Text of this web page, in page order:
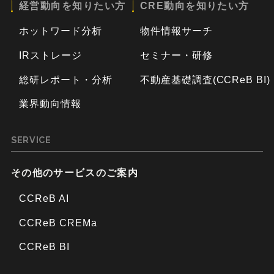
経営動向を知りたい方
ホットワード分析
IRストレージ
総研レポート・分析
業界動向情報
CRE動向を知りたい方
物件情報サーチ
セミナー・研修
不動産基礎調査(CCReB BI)
SERVICE
その他のサービスのご案内
CCReB AI
CCReB CREMa
CCReB BI